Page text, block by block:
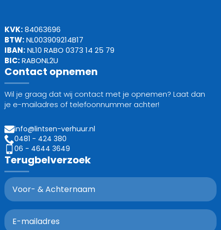
KVK:84063696
BTW:NL003909214B17
IBAN:NL10 RABO 0373 14 25 79
BIC:RABONL2U
Contact opnemen
Wil je graag dat wij contact met je opnemen? Laat dan
je e-mailadres of telefoonnummer achter!
info@lintsen-verhuur.nl
0481 - 424 380
06 - 4644 3649
Terugbelverzoek